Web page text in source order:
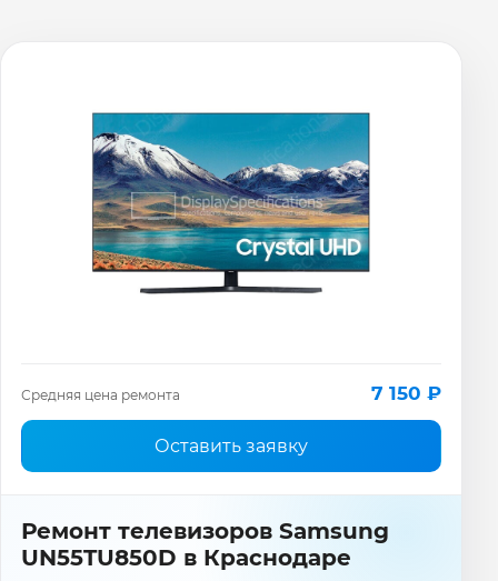
Средняя цена ремонта 7 150 ₽
Оставить заявку
Ремонт телевизоров Samsung
UN55TU850D в Краснодаре